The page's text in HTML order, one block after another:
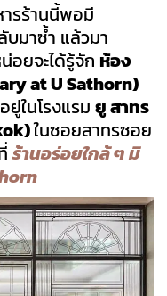
รร้านนี้พอมี
มาซ้ำ แล้วมา
อยจะได้รู้จัก ห้อง
at U Sathorn)
ในโรงแรม ยู สาทร
ในซอยสาทรซอย
ร้านอร่อยใกล้ ๆ มิ